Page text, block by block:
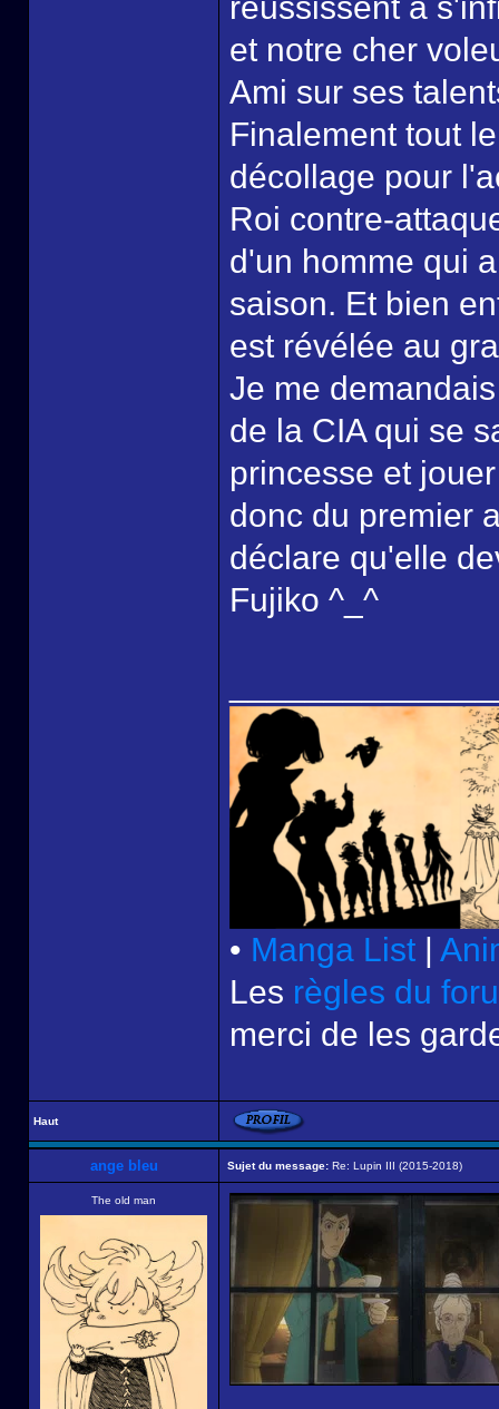
et notre cher
Ami sur ses
Finalement tout
décollage pour
Roi contre-
d'un homme qui
saison. Et bien
est révélée au
Je me
de la CIA qui se
princesse et
donc du premier
déclare qu'elle
Fujiko ^_^
• Manga List |
Les règles du
merci de les
Haut
ange bleu Sujet du message: Re: Lupin III (2015-2018)
The old man